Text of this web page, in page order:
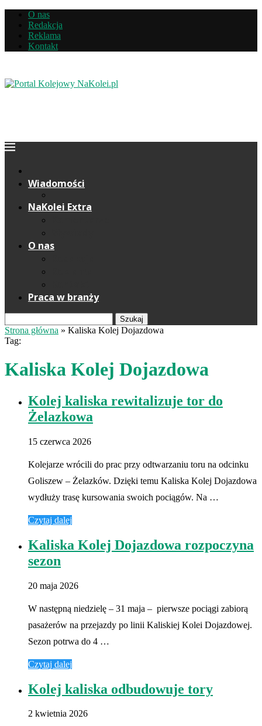
O nas
Redakcja
Reklama
Kontakt
Wiadomości
NaKolei Extra
O nas
Praca w branży
Szukaj
Strona główna » Kaliska Kolej Dojazdowa
Tag:
Kaliska Kolej Dojazdowa
Kolej kaliska rewitalizuje tor do
Żelazkowa
15 czerwca 2026
Kolejarze wrócili do prac przy odtwarzaniu toru na odcinku
Goliszew – Żelazków. Dzięki temu Kaliska Kolej Dojazdowa
wydłuży trasę kursowania swoich pociągów. Na …
Czytaj dalej
Kaliska Kolej Dojazdowa rozpoczyna
sezon
20 maja 2026
W następną niedzielę – 31 maja – pierwsze pociągi zabiorą
pasażerów na przejazdy po linii Kaliskiej Kolei Dojazdowej.
Sezon potrwa do 4 …
Czytaj dalej
Kolej kaliska odbudowuje tory
2 kwietnia 2026